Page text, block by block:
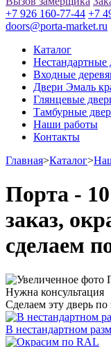
+7 926 160-77-44 +7
doors@porta-market.ru
Каталог
Нестандартные
Входные
Двери Эмаль
Глянцевые
Тамбурные
Наши работы
Контакты
Главная>Каталог>
Порта -
заказ,
сделаем
Нужна консультация
Сделаем эту дверь
В нестандартном